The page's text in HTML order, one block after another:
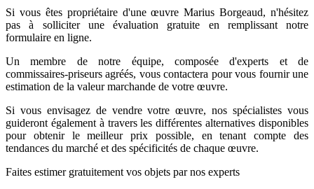
Si vous êtes propriétaire d'une œuvre Marius Borgeaud, n'hésitez
pas à solliciter une évaluation gratuite en remplissant notre
formulaire en ligne.
Un membre de notre équipe, composée d'experts et de
commissaires-priseurs agréés, vous contactera pour vous fournir une
estimation de la valeur marchande de votre œuvre.
Si vous envisagez de vendre votre œuvre, nos spécialistes vous
guideront également à travers les différentes alternatives disponibles
pour obtenir le meilleur prix possible, en tenant compte des
tendances du marché et des spécificités de chaque œuvre.
Faites estimer gratuitement vos objets par nos experts